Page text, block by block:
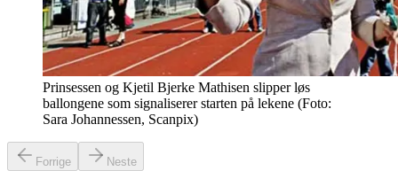
Prinsessen og Kjetil Bjerke Mathisen slipper løs
ballongene som signaliserer starten på lekene (Foto:
Sara Johannessen, Scanpix)
Forrige Neste